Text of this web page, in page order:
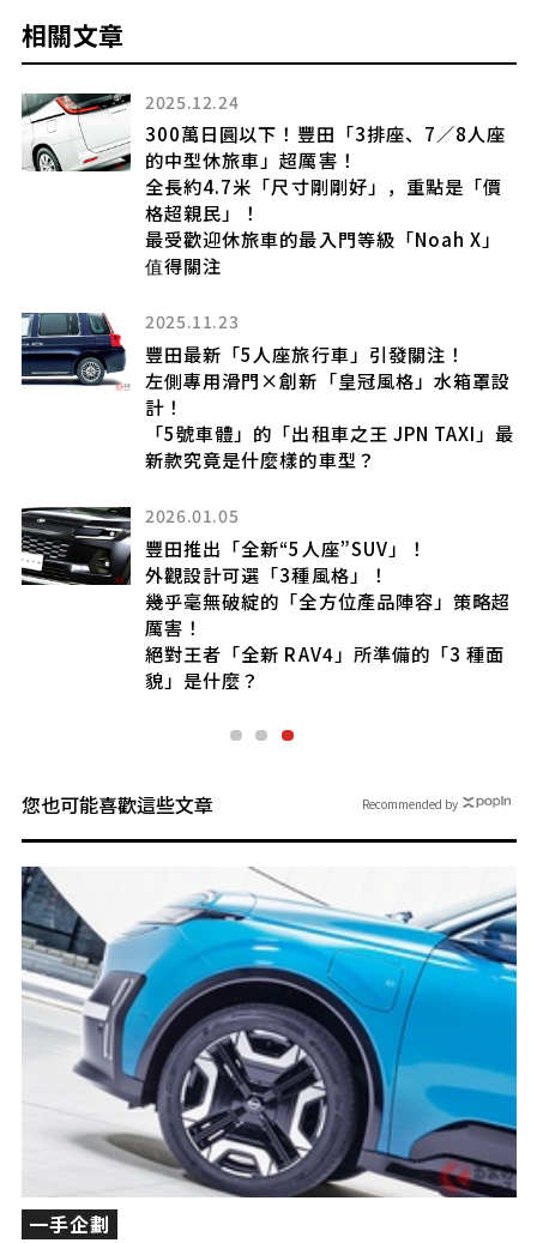
相關文章
2025.12.24
300萬日圓以下！豐田「3排座、7／8人座
的中型休旅車」超厲害！
全長約4.7米「尺寸剛剛好」，重點是「價
格超親民」！
最受歡迎休旅車的最入門等級「Noah X」
值得關注
2025.11.23
豐田最新「5人座旅行車」引發關注！
左側專用滑門×創新「皇冠風格」水箱罩設
計！
「5號車體」的「出租車之王 JPN TAXI」最
新款究竟是什麼樣的車型？
2026.01.05
豐田推出「全新“5人座”SUV」！
外觀設計可選「3種風格」！
幾乎毫無破綻的「全方位產品陣容」策略超
厲害！
絕對王者「全新 RAV4」所準備的「3 種面
貌」是什麼？
您也可能喜歡這些文章
一手企劃
Recommended by